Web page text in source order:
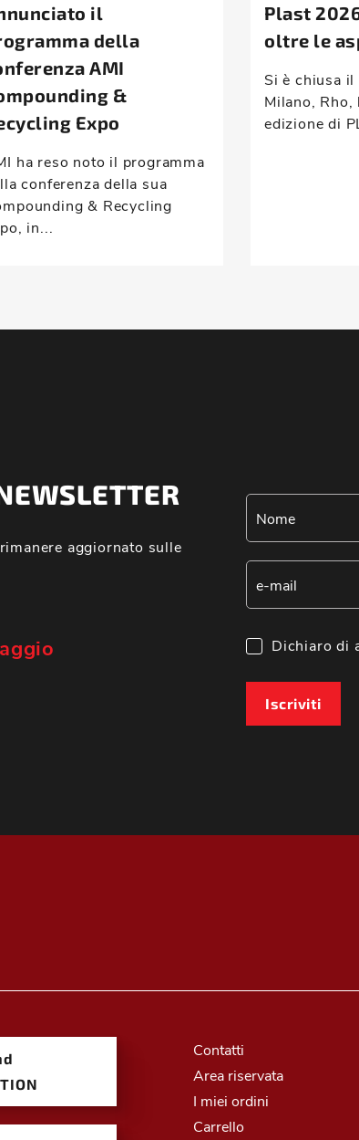
il
della
AMI
&
Expo
ha reso noto il programma
conferenza della sua
& Recycling
in...
Plast
oltre le
Si è chiusa
Milano, Rho,
edizione di
aggiornato sulle
Dichiaro di
Iscriviti
Contatti
Area riservata
I miei ordini
Carrello